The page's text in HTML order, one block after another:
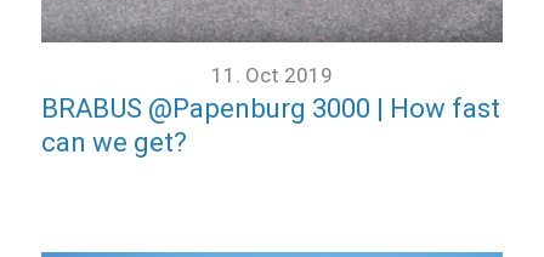
11. Oct 2019
BRABUS @Papenburg 3000 | How fast
can we get?